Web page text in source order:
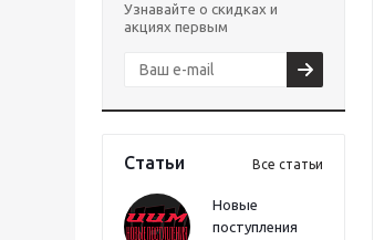
Узнавайте о скидках и
акциях первым
Статьи Все статьи
Новые
поступления